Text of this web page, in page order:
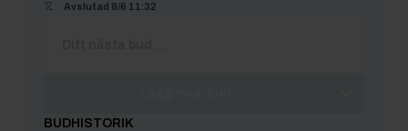
Avslutad 8/6 11:32
BUDHISTORIK